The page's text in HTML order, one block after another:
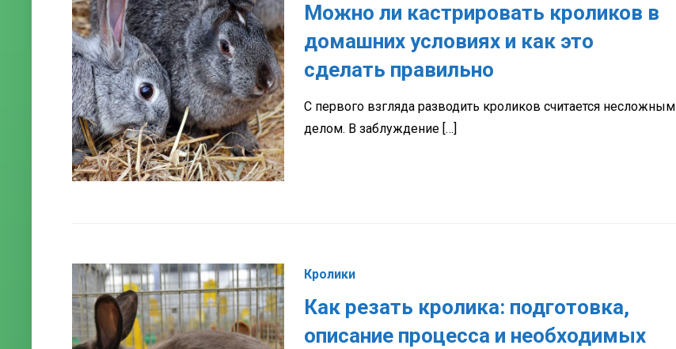
Можно ли кастрировать кроликов в
домашних условиях и как это
сделать правильно
С первого взгляда разводить кроликов считается несложным
делом. В заблуждение […]
Кролики
Как резать кролика: подготовка,
описание процесса и необходимых